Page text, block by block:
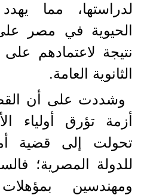
لدراستها، مما
الحيوية في مصر
نتيجة لاعتمادهم
الثانوية العامة.
وشددت على أن
أزمة تؤرق أولياء
تحولت إلى قضية
للدولة المصرية؛
ومهندسين